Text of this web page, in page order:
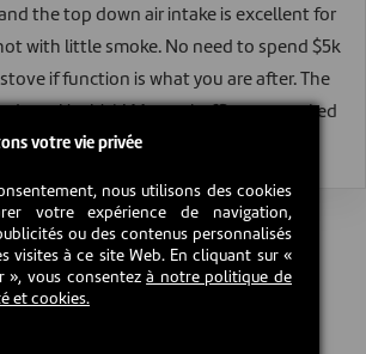
the top down air intake is excellent for
with little smoke. No need to spend $5k
if function is what you are after. The
steel is thick! My top baffle was cracked
took care of it right away.
votre vie privée
nous utilisons des cookies
votre expérience de navigation,
ou des contenus personnalisés
visites à ce site Web. En cliquant sur «
», vous consentezà notre politique de
et cookies.